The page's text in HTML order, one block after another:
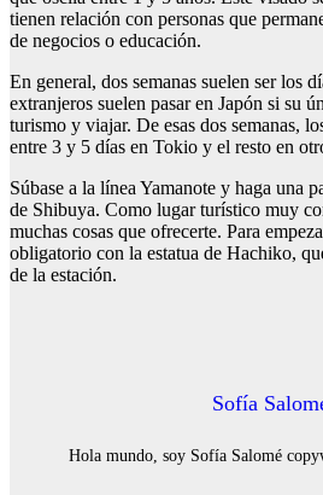
tienen relación con personas que
de negocios o educación.
En general, dos semanas suelen ser los
extranjeros suelen pasar en Japón si su
turismo y viajar. De esas dos semanas,
entre 3 y 5 días en Tokio y el resto en
Súbase a la línea Yamanote y haga una
de Shibuya. Como lugar turístico muy
muchas cosas que ofrecerte. Para
obligatorio con la estatua de Hachiko,
de la estación.
Sofía
Hola mundo, soy Sofía Salomé